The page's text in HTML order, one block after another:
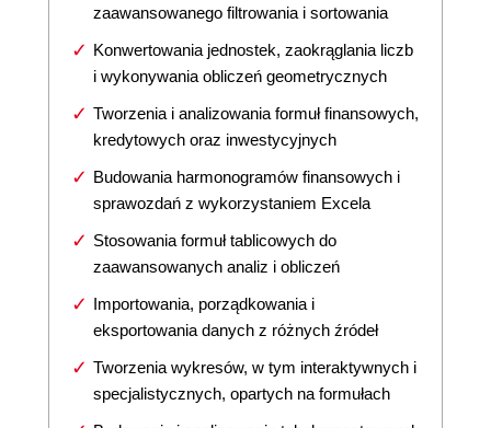
zaawansowanego filtrowania i sortowania
Konwertowania jednostek, zaokrąglania liczb
i wykonywania obliczeń geometrycznych
Tworzenia i analizowania formuł finansowych,
kredytowych oraz inwestycyjnych
Budowania harmonogramów finansowych i
sprawozdań z wykorzystaniem Excela
Stosowania formuł tablicowych do
zaawansowanych analiz i obliczeń
Importowania, porządkowania i
eksportowania danych z różnych źródeł
Tworzenia wykresów, w tym interaktywnych i
specjalistycznych, opartych na formułach